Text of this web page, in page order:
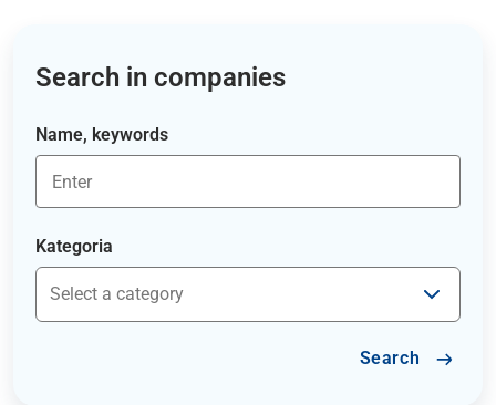
Search in companies
Name, keywords
Kategoria
Search